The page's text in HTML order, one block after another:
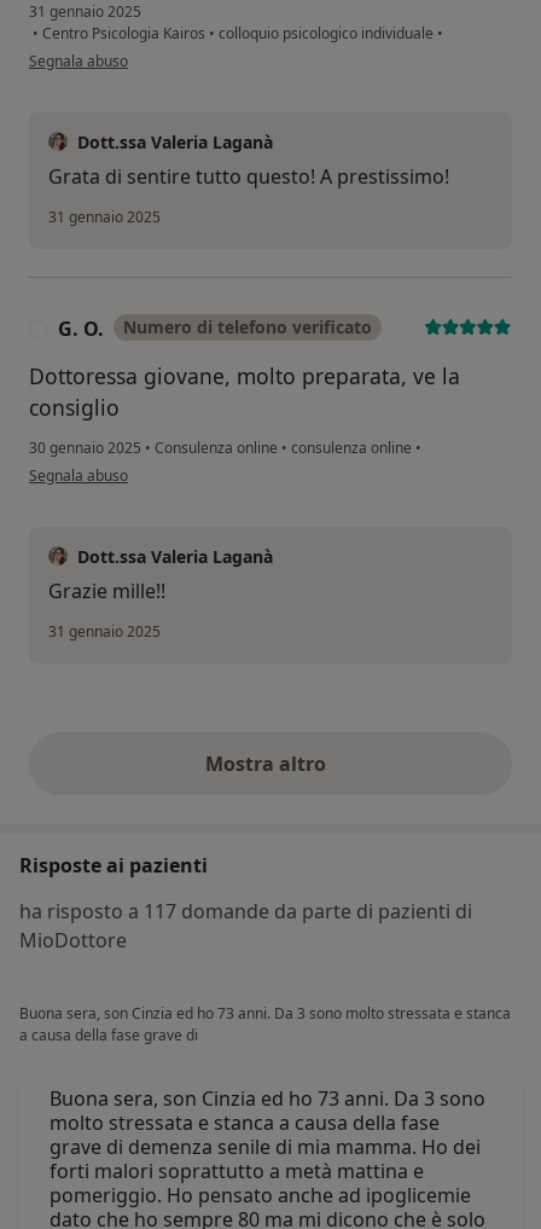
31 gennaio 2025
• Centro Psicologia Kairos • colloquio psicologico individuale •
secondo l'opinione dell'utente C.L.
Segnala abuso
Dott.ssa Valeria Laganà
Grata di sentire tutto questo! A prestissimo!
31 gennaio 2025
G. O. Numero di telefono verificato
Dottoressa giovane, molto preparata, ve la
consiglio
30 gennaio 2025 • Consulenza online • consulenza online •
secondo l'opinione dell'utente G. O.
Segnala abuso
Dott.ssa Valeria Laganà
Grazie mille!!
31 gennaio 2025
Mostra altroopinioni di cui sopra
Risposte ai pazienti
ha risposto a 117 domande da parte di pazienti di
MioDottore
Buona sera, son Cinzia ed ho 73 anni. Da 3 sono molto stressata e stanca
a causa della fase grave di
Buona sera, son Cinzia ed ho 73 anni. Da 3 sono
molto stressata e stanca a causa della fase
grave di demenza senile di mia mamma. Ho dei
forti malori soprattutto a metà mattina e
pomeriggio. Ho pensato anche ad ipoglicemie
dato che ho sempre 80 ma mi dicono che è solo